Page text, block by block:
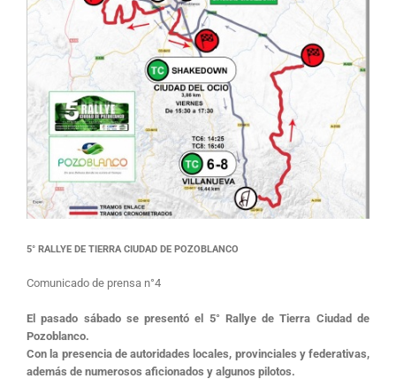
5° RALLYE DE TIERRA CIUDAD DE POZOBLANCO
Comunicado de prensa n°4
El pasado sábado se presentó el 5° Rallye de Tierra Ciudad de
Pozoblanco.
Con la presencia de autoridades locales, provinciales y federativas,
además de numerosos aficionados y algunos pilotos.